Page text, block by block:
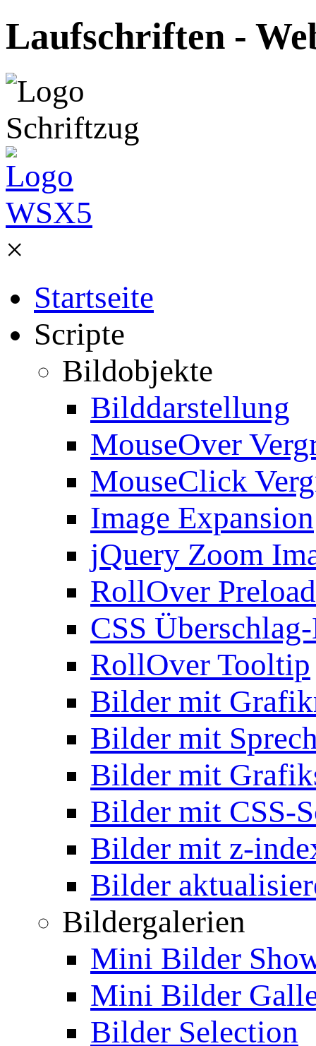
Laufschriften -
×
Startseite
Scripte
Bildobjekte
Bilddarstellung
MouseOver
MouseClick
Image Expansion
jQuery Zoom
RollOver Preload
CSS
RollOver Tooltip
Bilder mit
Bilder mit
Bilder mit
Bilder mit CSS-
Bilder mit z-
Bilder
Bildergalerien
Mini Bilder
Mini Bilder
Bilder Selection